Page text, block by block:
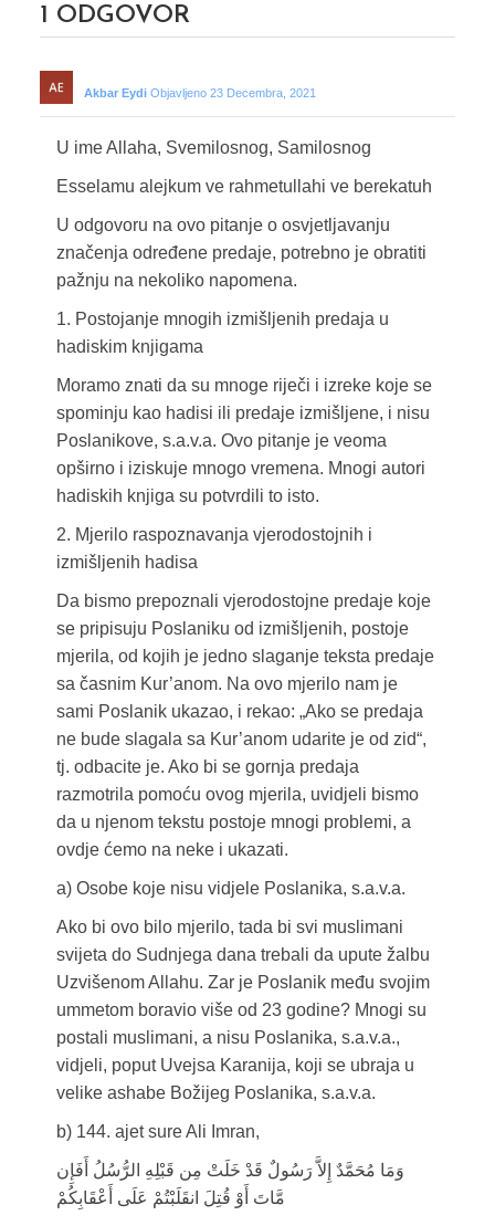
1 ODGOVOR
Akbar Eydi Objavljeno 23 Decembra, 2021
U ime Allaha, Svemilosnog, Samilosnog
Esselamu alejkum ve rahmetullahi ve berekatuh
U odgovoru na ovo pitanje o osvjetljavanju
značenja određene predaje, potrebno je obratiti
pažnju na nekoliko napomena.
1. Postojanje mnogih izmišljenih predaja u
hadiskim knjigama
Moramo znati da su mnoge riječi i izreke koje se
spominju kao hadisi ili predaje izmišljene, i nisu
Poslanikove, s.a.v.a. Ovo pitanje je veoma
opširno i iziskuje mnogo vremena. Mnogi autori
hadiskih knjiga su potvrdili to isto.
2. Mjerilo raspoznavanja vjerodostojnih i
izmišljenih hadisa
Da bismo prepoznali vjerodostojne predaje koje
se pripisuju Poslaniku od izmišljenih, postoje
mjerila, od kojih je jedno slaganje teksta predaje
sa časnim Kur’anom. Na ovo mjerilo nam je
sami Poslanik ukazao, i rekao: „Ako se predaja
ne bude slagala sa Kur’anom udarite je od zid“,
tj. odbacite je. Ako bi se gornja predaja
razmotrila pomoću ovog mjerila, uvidjeli bismo
da u njenom tekstu postoje mnogi problemi, a
ovdje ćemo na neke i ukazati.
a) Osobe koje nisu vidjele Poslanika, s.a.v.a.
Ako bi ovo bilo mjerilo, tada bi svi muslimani
svijeta do Sudnjega dana trebali da upute žalbu
Uzvišenom Allahu. Zar je Poslanik među svojim
ummetom boravio više od 23 godine? Mnogi su
postali muslimani, a nisu Poslanika, s.a.v.a.,
vidjeli, poput Uvejsa Karanija, koji se ubraja u
velike ashabe Božijeg Poslanika, s.a.v.a.
b) 144. ajet sure Ali Imran,
وَمَا مُحَمَّدٌ إِلاَّ رَسُولٌ قَدْ خَلَتْ مِن قَبْلِهِ الرُّسُلُ أَفَإِن
مَّاتَ أَوْ قُتِلَ انقَلَبْتُمْ عَلَى أَعْقَابِكُمْ